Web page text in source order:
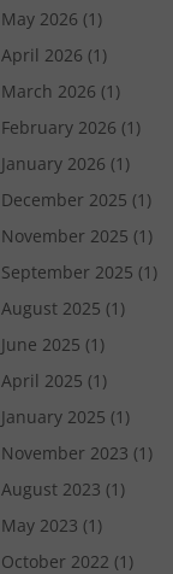
May 2026 (1)
April 2026 (1)
March 2026 (1)
February 2026 (1)
January 2026 (1)
December 2025 (1)
November 2025 (1)
September 2025 (1)
August 2025 (1)
June 2025 (1)
April 2025 (1)
January 2025 (1)
November 2023 (1)
August 2023 (1)
May 2023 (1)
October 2022 (1)